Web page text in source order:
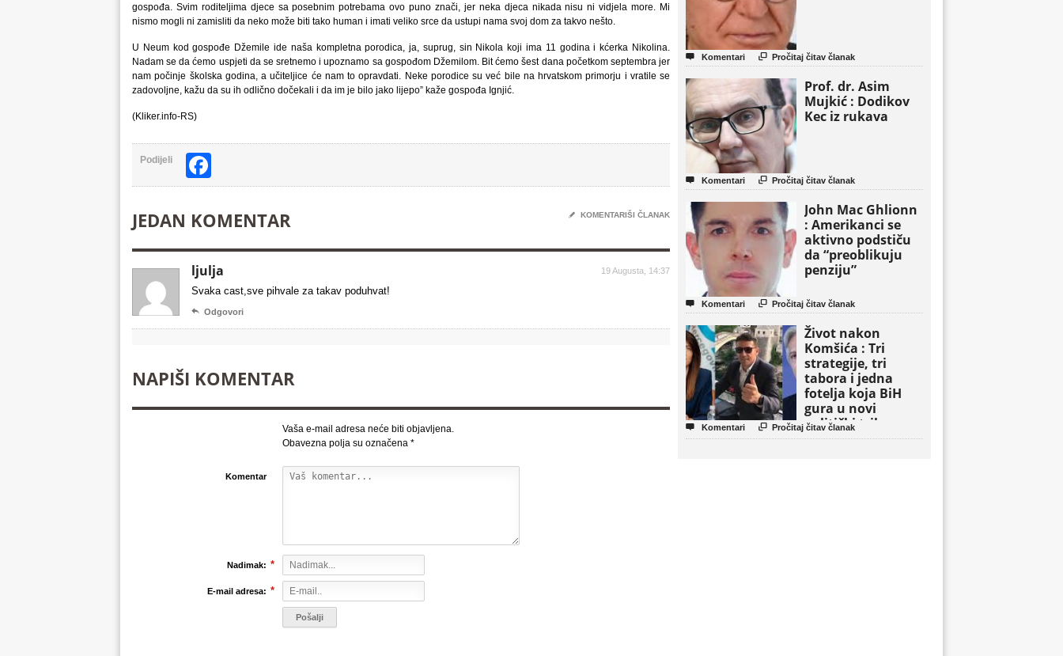
gospođa. Svim roditeljima djece sa posebnim potrebama ovo puno znači, jer neka djeca nikada nisu ni vidjela more. Mi
nismo mogli ni zamisliti da neko može biti tako human i imati veliko srce da ustupi nama svoj dom za takvo nešto.
U Neum kod gospođe Džemile ide naša kompletna porodica, ja, suprug, sin Nikola koji ima 11 godina i kćerka Nikolina.
Nadam se da ćemo uspjeti da se sretnemo i upoznamo sa gospođom Džemilom. Bit ćemo šest dana početkom septembra jer
nam počinje školska godina, a učiteljice će nam to opravdati. Neke porodice su već bile na hrvatskom primorju i vratile se
zadovoljne, kažu da su ih odlično dočekali i da im je bilo jako lijepo” kaže gospođa Ignjić.
(Kliker.info-RS)
Podijeli
JEDAN KOMENTAR ✎ KOMENTARIŠI ČLANAK
ljulja 19 Augusta, 14:37
Svaka cast,sve pihvale za takav poduhvat!
 Odgovori
NAPIŠI KOMENTAR
Vaša e-mail adresa neće biti objavljena.
Obavezna polja su označena *
Komentar
Nadimak: *
E-mail adresa: *
 Komentari  Pročitaj čitav članak
Prof. dr. Asim
Mujkić : Dodikov
Kec iz rukava
 Komentari  Pročitaj čitav članak
John Mac Ghlionn
: Amerikanci se
aktivno podstiču
da “preoblikuju
penziju”
 Komentari  Pročitaj čitav članak
Život nakon
Komšića : Tri
strategije, tri
tabora i jedna
fotelja koja BiH
gura u novi
politički triler
 Komentari  Pročitaj čitav članak